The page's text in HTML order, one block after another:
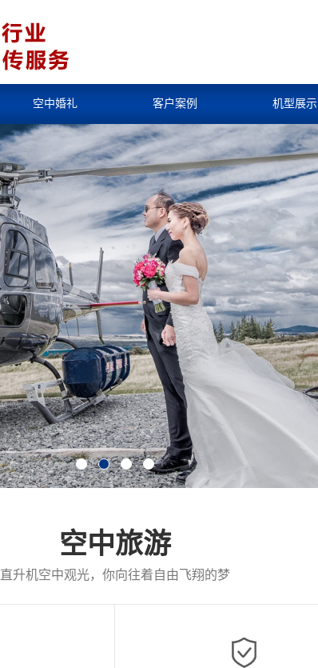
空中婚礼 客户案例 机型展示
空中旅游
直升机空中观光，你向往着自由飞翔的梦